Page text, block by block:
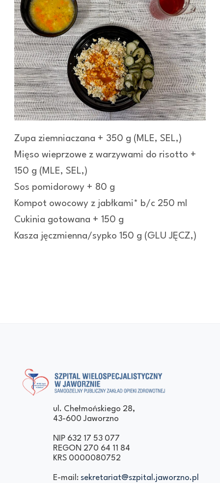
Zupa ziemniaczana + 350 g (MLE, SEL,)
Mięso wieprzowe z warzywami do risotto +
150 g (MLE, SEL,)
Sos pomidorowy + 80 g
Kompot owocowy z jabłkami* b/c 250 ml
Cukinia gotowana + 150 g
Kasza jęczmienna/sypko 150 g (GLU JĘCZ,)
Szpital Wielospecjalistyczny
w Jaworznie
Samodzielny Publiczny Zakład Opieki
Zdrowotnej
ul. Chełmońskiego 28,
43-600 Jaworzno
NIP 632 17 53 077
REGON 270 64 11 84
KRS 0000080752
E-mail: sekretariat@szpital.jaworzno.pl